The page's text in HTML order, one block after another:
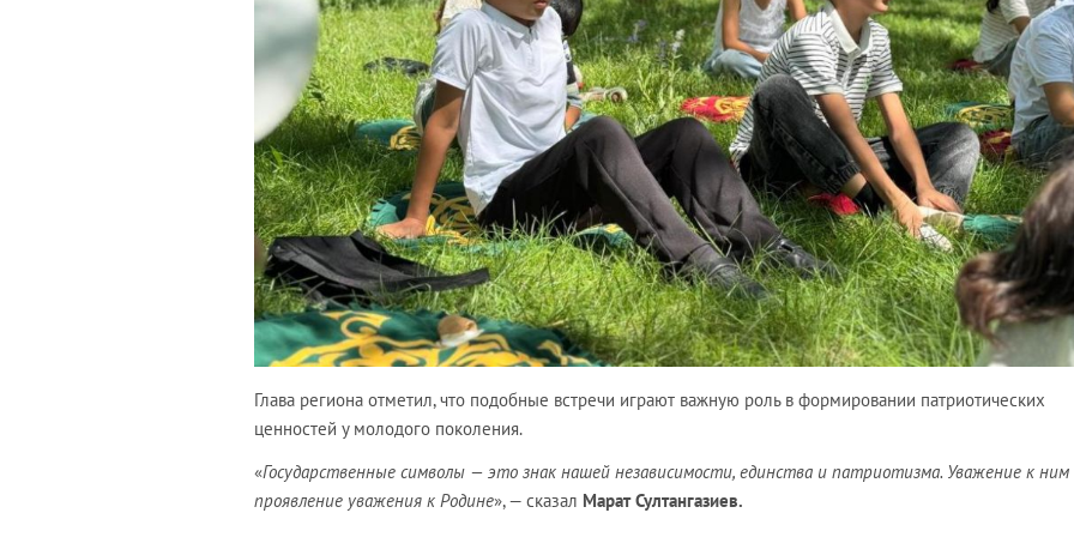
Глава региона отметил, что подобные встречи играют важную роль в формировании патриотических
ценностей у молодого поколения.
«Государственные символы — это знак нашей независимости, единства и патриотизма. Уважение к
проявление уважения к Родине», — сказал Марат Султангазиев.